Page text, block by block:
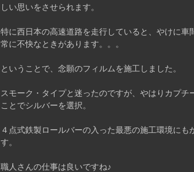
しい思いをさせられます。
特に西日本の高速道路を走行していると、やけに車
常に不快なときがあります。。。
ということで、念願のフィルムを施工しました。
スモーク・タイプと迷ったのですが、やはりカプチ
ことでシルバーを選択。
４点式鉄製ロールバーの入った最悪の施工環境に
す。
職人さんの仕事は良いですね♪